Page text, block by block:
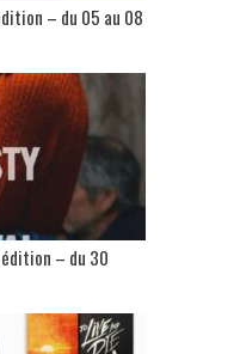
– du 05 au 08
– du 30